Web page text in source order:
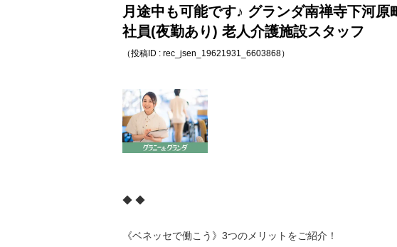
月途中も可能です♪ グランダ南禅寺下河原
社員(夜勤あり) 老人介護施設スタッフ
（投稿ID : rec_jsen_19621931_6603868）
◆ ◆
《ベネッセで働こう》3つのメリットをご紹介！